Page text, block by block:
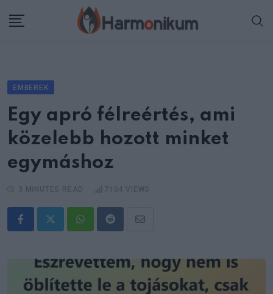
EMBEREK
Egy apró félreértés, ami
közelebb hozott minket
egymáshoz
WhatsappRedditShare
Email